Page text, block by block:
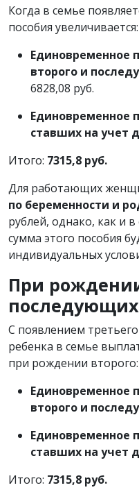
Когда в семье
пособия увеличивается:
Единовременное
второго и
6828,08 руб.
Единовременное
ставших на учет
Итого: 7315,8 руб.
Для работающих
по беременности и
рублей, однако, как и
сумма этого пособия
индивидуальных
При
С появлением
ребенка в семье
при рождении второго:
Единовременное
второго и
Единовременное
ставших на учет
Итого: 7315,8 руб.